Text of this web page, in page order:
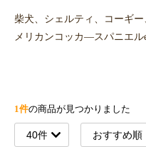
柴犬、シェルティ、コーギ
メリカンコッカ―スパニエル
1件の商品が見つかりました